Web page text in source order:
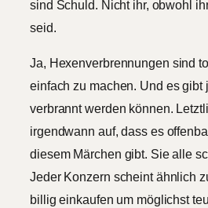
sind Schuld. Nicht ihr, obwohl
seid.
Ja, Hexenverbrennungen sind
einfach zu machen. Und es gibt
verbrannt werden können.
irgendwann auf, dass es
diesem Märchen gibt. Sie alle
Jeder Konzern scheint ähnlich
billig einkaufen um möglichst